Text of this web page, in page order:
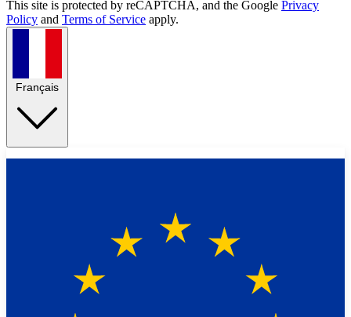
This site is protected by reCAPTCHA, and the Google Privacy
Policy and Terms of Service apply.
Français